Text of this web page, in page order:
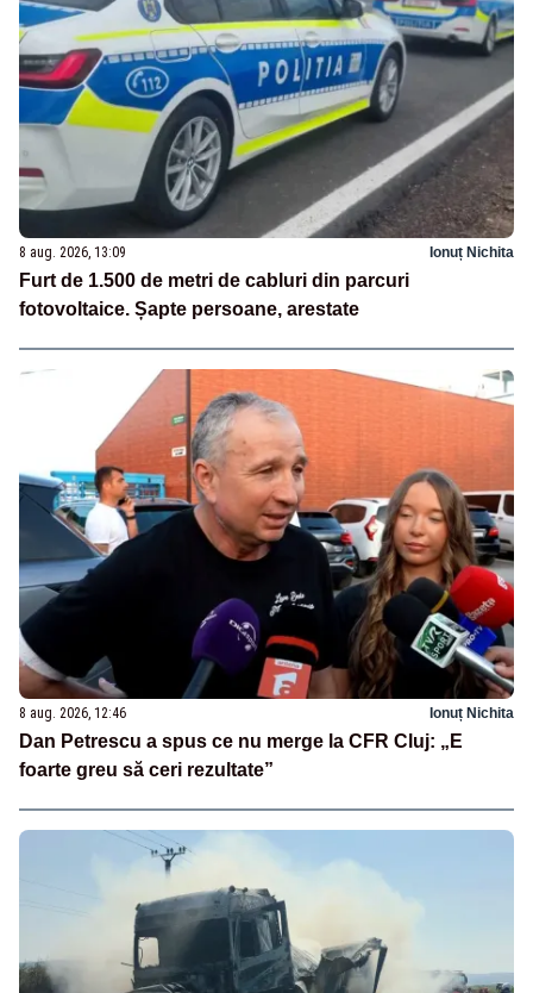
8 aug. 2026, 13:09 Ionuț Nichita
Furt de 1.500 de metri de cabluri din parcuri
fotovoltaice. Șapte persoane, arestate
8 aug. 2026, 12:46 Ionuț Nichita
Dan Petrescu a spus ce nu merge la CFR Cluj: „E
foarte greu să ceri rezultate”